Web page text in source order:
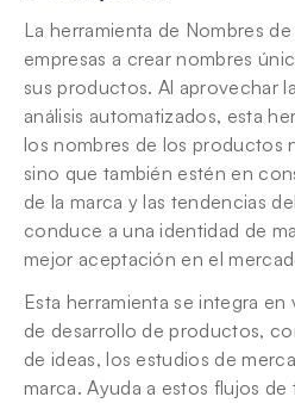
La herramienta de Nombres
empresas a crear nombres
sus productos. Al aprovechar
análisis automatizados, esta
los nombres de los productos
sino que también estén en
de la marca y las tendencias
conduce a una identidad de
mejor aceptación en el
Esta herramienta se integra
de desarrollo de productos,
de ideas, los estudios de
marca. Ayuda a estos flujos